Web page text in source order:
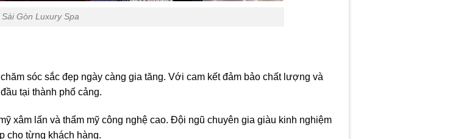
Sài Gòn Luxury Spa
sóc sắc đẹp ngày càng gia tăng. Với cam kết đảm bảo chất lượng và
tại thành phố cảng.
xâm lấn và thẩm mỹ công nghệ cao. Đội ngũ chuyên gia giàu kinh nghiệm
cho từng khách hàng.